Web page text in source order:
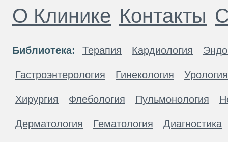
О Клинике Контакты
Библиотека: Терапия Кардиология
Гастроэнтерология Гинекология Урология
Хирургия Флебология Пульмонология
Дерматология Гематология Диагностика